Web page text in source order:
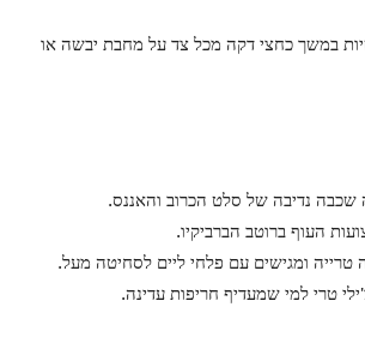
במשך כחצי דקה מכל צד על מחבת יבשה או
שכבה נדיבה של סלט הכרוב והאננס.
העוף ברוטב הברביקיו.
טרייה ומגישים עם פלחי ליים לסחיטה מעל.
טרי למי שמעדיף חריפות עדינה.